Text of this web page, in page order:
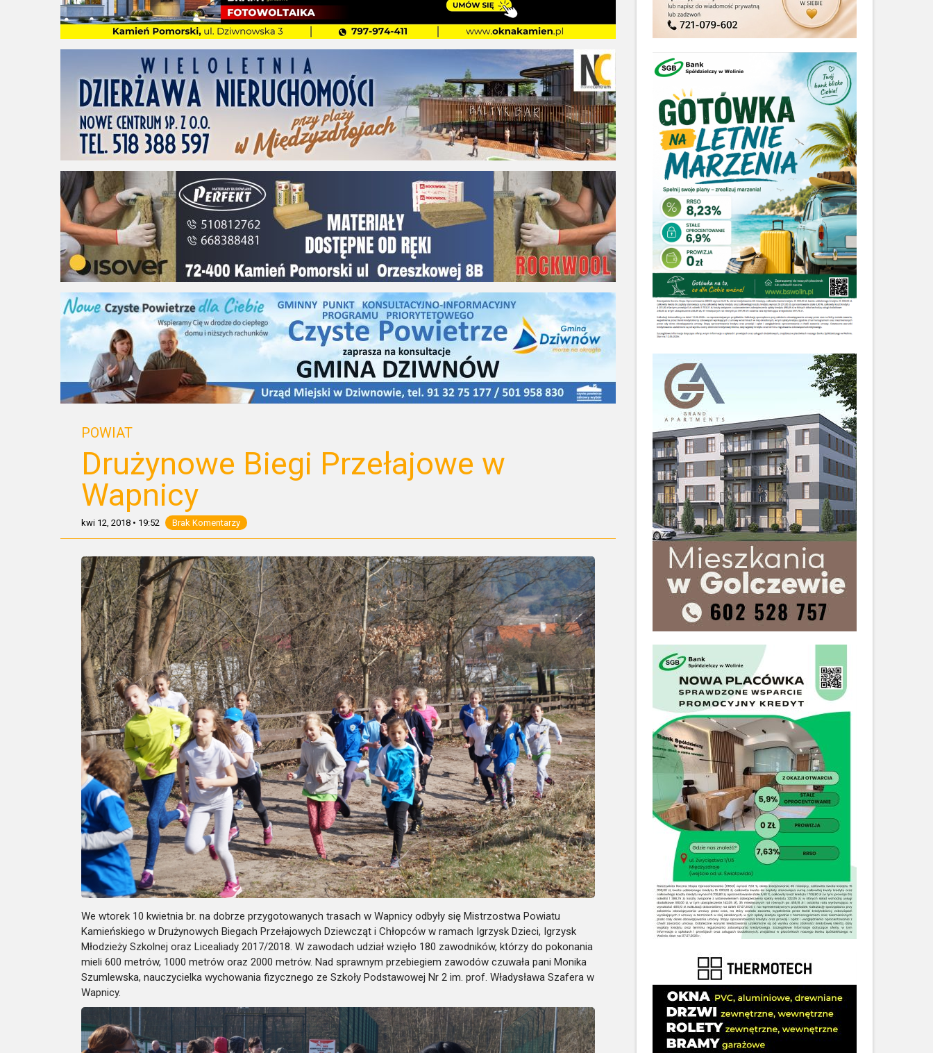
POWIAT
Drużynowe Biegi Przełajowe w
Wapnicy
kwi 12, 2018 • 19:52 Brak Komentarzy
We wtorek 10 kwietnia br. na dobrze przygotowanych trasach w Wapnicy odbyły się Mistrzostwa Powiatu
Kamieńskiego w Drużynowych Biegach Przełajowych Dziewcząt i Chłopców w ramach Igrzysk Dzieci, Igrzysk
Młodzieży Szkolnej oraz Licealiady 2017/2018. W zawodach udział wzięło 180 zawodników, którzy do pokonania
mieli 600 metrów, 1000 metrów oraz 2000 metrów. Nad sprawnym przebiegiem zawodów czuwała pani Monika
Szumlewska, nauczycielka wychowania fizycznego ze Szkoły Podstawowej Nr 2 im. prof. Władysława Szafera w
Wapnicy.